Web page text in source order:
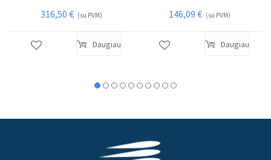
316,50€ (su PVM)
Daugiau
146,09 € (su PVM)
Daugiau